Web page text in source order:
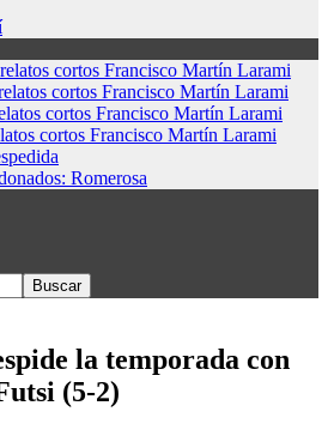
cortos Francisco Martín Larami
cortos Francisco Martín Larami
cortos Francisco Martín Larami
cortos Francisco Martín Larami
Romerosa
la temporada con
(5-2)